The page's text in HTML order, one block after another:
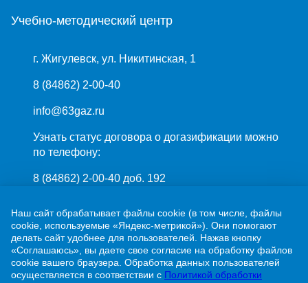
Учебно-методический центр
г. Жигулевск, ул. Никитинская, 1
8 (84862) 2-00-40
info@63gaz.ru
Узнать статус договора о догазификации можно
по телефону:
8 (84862) 2-00-40 доб. 192
ПАО «Газпром»
Наш сайт обрабатывает файлы cookie (в том числе, файлы
cookie, используемые «Яндекс-метрикой»). Они помогают
делать сайт удобнее для пользователей. Нажав кнопку
«Соглашаюсь», вы даете свое согласие на обработку файлов
cookie вашего браузера. Обработка данных пользователей
осуществляется в соответствии с Политикой обработки